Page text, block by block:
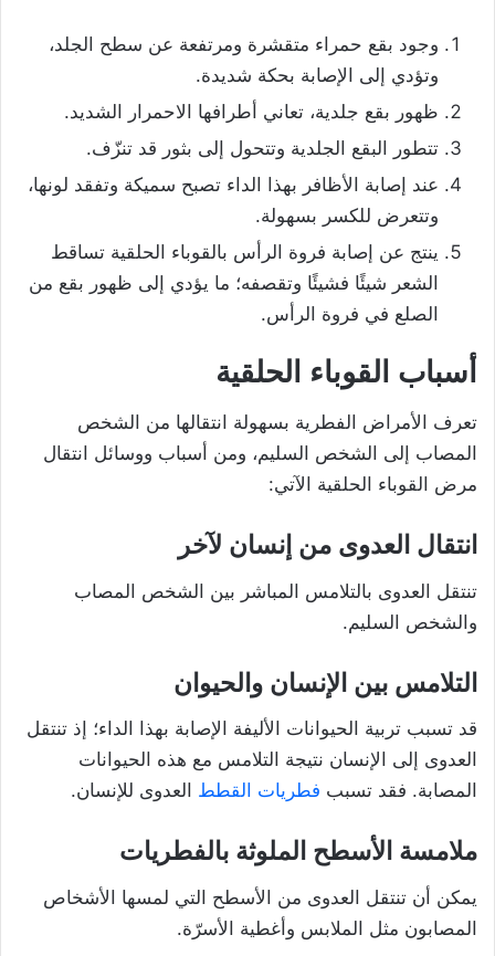
وجود بقع حمراء متقشرة ومرتفعة عن سطح الجلد،
وتؤدي إلى الإصابة بحكة شديدة.
ظهور بقع جلدية، تعاني أطرافها الاحمرار الشديد.
تتطور البقع الجلدية وتتحول إلى بثور قد تنزّف.
عند إصابة الأظافر بهذا الداء تصبح سميكة وتفقد لونها،
وتتعرض للكسر بسهولة.
ينتج عن إصابة فروة الرأس بالقوباء الحلقية تساقط
الشعر شيئًا فشيئًا وتقصفه؛ ما يؤدي إلى ظهور بقع من
الصلع في فروة الرأس.
أسباب القوباء الحلقية
تعرف الأمراض الفطرية بسهولة انتقالها من الشخص
المصاب إلى الشخص السليم، ومن أسباب ووسائل انتقال
مرض القوباء الحلقية الآتي:
انتقال العدوى من إنسان لآخر
تنتقل العدوى بالتلامس المباشر بين الشخص المصاب
والشخص السليم.
التلامس بين الإنسان والحيوان
قد تسبب تربية الحيوانات الأليفة الإصابة بهذا الداء؛ إذ تنتقل
العدوى إلى الإنسان نتيجة التلامس مع هذه الحيوانات
المصابة. فقد تسبب فطريات القطط العدوى للإنسان.
ملامسة الأسطح الملوثة بالفطريات
يمكن أن تنتقل العدوى من الأسطح التي لمسها الأشخاص
المصابون مثل الملابس وأغطية الأسرّة.